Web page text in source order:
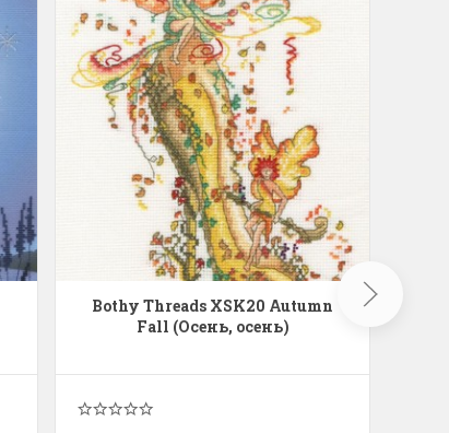
Bothy Threads XSK20 Autumn
Fall (Осень, осень)